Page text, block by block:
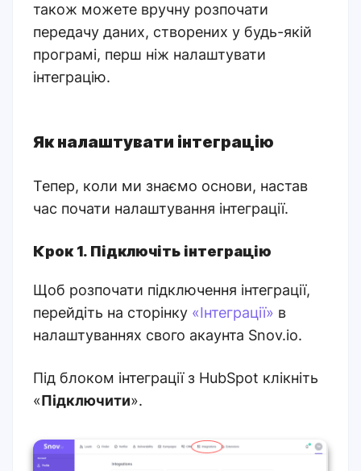
також можете вручну розпочати
передачу даних, створених у будь-якій
програмі, перш ніж налаштувати
інтеграцію.
Як налаштувати інтеграцію
Тепер, коли ми знаємо основи, настав
час почати налаштування інтеграції.
Крок 1. Підключіть інтеграцію
Щоб розпочати підключення інтеграції,
перейдіть на сторінку «Інтеграції» в
налаштуваннях свого акаунта Snov.io.
Під блоком інтеграції з HubSpot клікніть
«Підключити».